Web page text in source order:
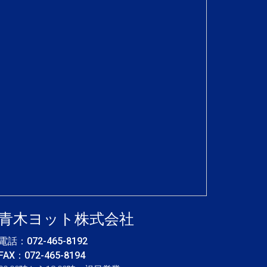
木ヨット株式会社
話： 072-465-8192
：072-465-8194